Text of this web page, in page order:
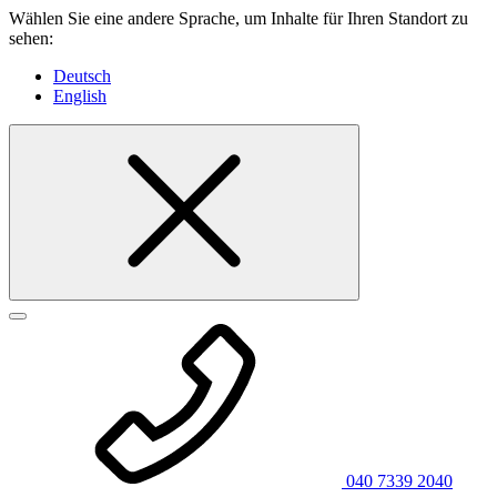
Wählen Sie eine andere Sprache, um Inhalte für Ihren Standort zu
sehen:
Deutsch
English
040 7339 2040